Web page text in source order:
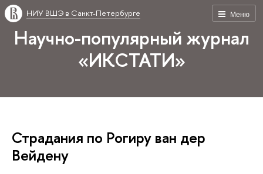
Меню
НИУ ВШЭ в Санкт-Петербурге
Научно-популярный журнал
«ИКСТАТИ»
Страдания по Рогиру ван дер
Вейдену